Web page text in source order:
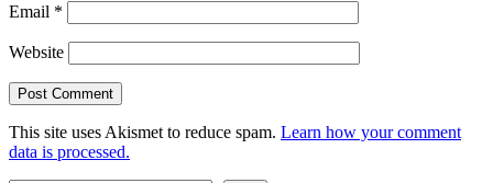
Email *
Website
This site uses Akismet to reduce spam. Learn how your comment
data is processed.